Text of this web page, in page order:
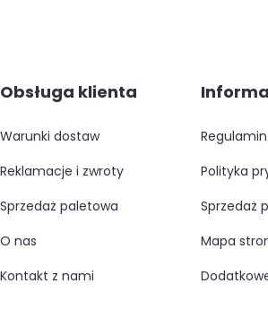
Obsługa klienta
warunki dostaw
reklamacje i zwroty
sprzedaż paletowa
o nas
kontakt z nami
regulamin
polityka
sprzedaż
mapa